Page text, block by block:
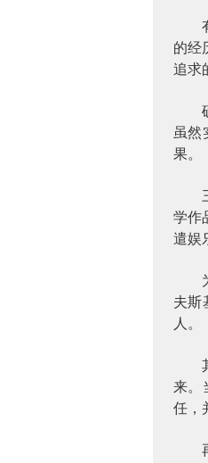
的经
追求
虽然
果。
学作
遣娱
夫斯
人。
来。
任，